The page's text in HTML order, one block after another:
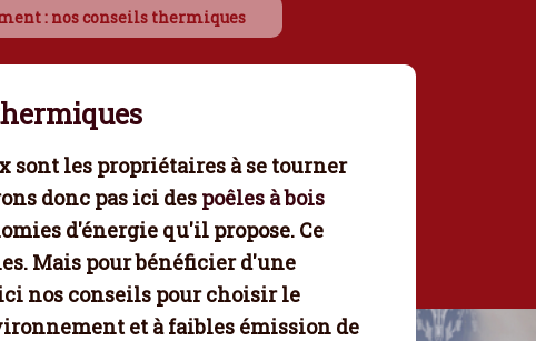
: nos conseils thermiques
les propriétaires à se tourner
donc pas ici des poêles à bois
d'énergie qu'il propose. Ce
Mais pour bénéficier d'une
nos conseils pour choisir le
et à faibles émission de